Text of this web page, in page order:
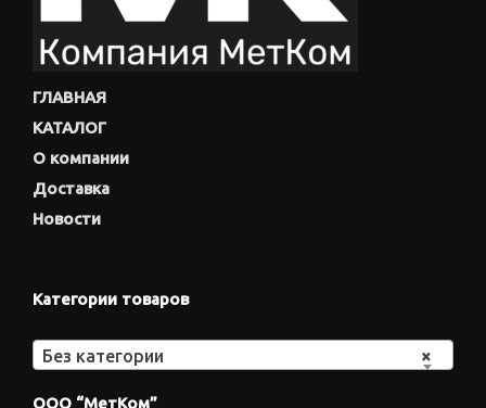
ГЛАВНАЯ
КАТАЛОГ
О компании
Доставка
Новости
Категории товаров
×
Без категории
ООО “МетКом”